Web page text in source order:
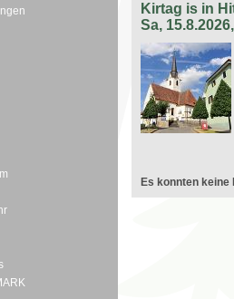
Kirtag is in
Sa,
Es konnten keine